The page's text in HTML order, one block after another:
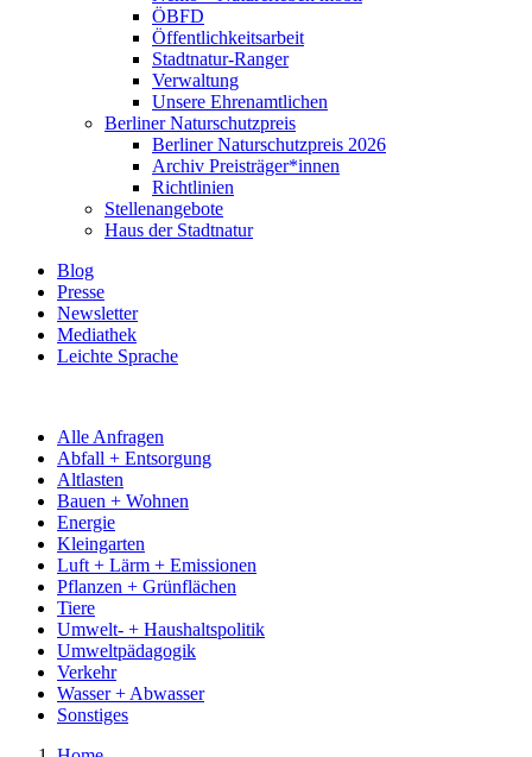
ÖBFD
Öffentlichkeitsarbeit
Stadtnatur-Ranger
Verwaltung
Unsere Ehrenamtlichen
Berliner Naturschutzpreis
Berliner Naturschutzpreis 2026
Archiv Preisträger*innen
Richtlinien
Stellenangebote
Haus der Stadtnatur
Blog
Presse
Newsletter
Mediathek
Leichte Sprache
Alle Anfragen
Abfall + Entsorgung
Altlasten
Bauen + Wohnen
Energie
Kleingarten
Luft + Lärm + Emissionen
Pflanzen + Grünflächen
Tiere
Umwelt- + Haushaltspolitik
Umweltpädagogik
Verkehr
Wasser + Abwasser
Sonstiges